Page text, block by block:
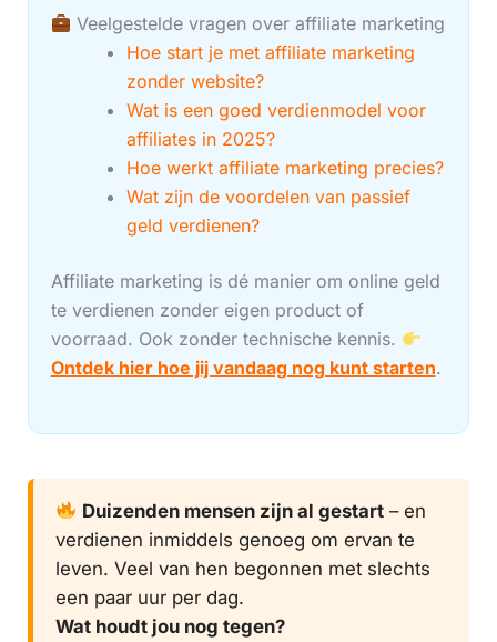
Veelgestelde vragen over affiliate marketing
Hoe start je met affiliate marketing
zonder website?
Wat is een goed verdienmodel voor
affiliates in 2025?
Hoe werkt affiliate marketing precies?
Wat zijn de voordelen van passief
geld verdienen?
Affiliate marketing is dé manier om online geld
te verdienen zonder eigen product of
voorraad. Ook zonder technische kennis.
Ontdek hier hoe jij vandaag nog kunt starten.
Duizenden mensen zijn al gestart– en
verdienen inmiddels genoeg om ervan te
leven. Veel van hen begonnen met slechts
een paar uur per dag.
Wat houdt jou nog tegen?